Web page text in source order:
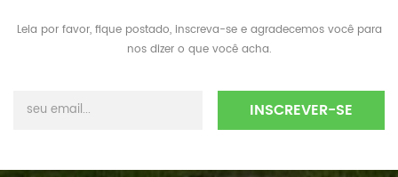
Leia por favor, fique postado, inscreva-se e agradecemos você para
nos dizer o que você acha.